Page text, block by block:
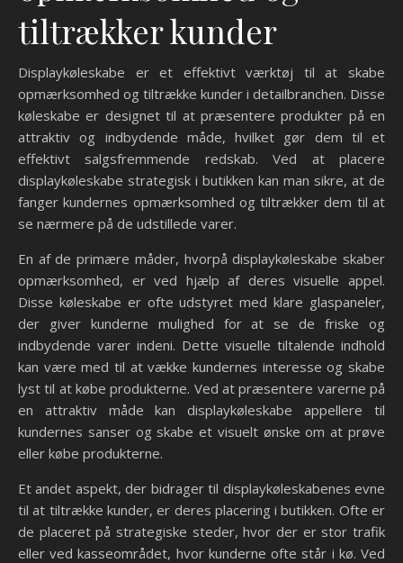
tiltrækker kunder
Displaykøleskabe er et effektivt værktøj til at skabe
opmærksomhed og tiltrække kunder i detailbranchen. Disse
køleskabe er designet til at præsentere produkter på en
attraktiv og indbydende måde, hvilket gør dem til et
effektivt salgsfremmende redskab. Ved at placere
displaykøleskabe strategisk i butikken kan man sikre, at de
fanger kundernes opmærksomhed og tiltrækker dem til at
se nærmere på de udstillede varer.
En af de primære måder, hvorpå displaykøleskabe skaber
opmærksomhed, er ved hjælp af deres visuelle appel.
Disse køleskabe er ofte udstyret med klare glaspaneler,
der giver kunderne mulighed for at se de friske og
indbydende varer indeni. Dette visuelle tiltalende indhold
kan være med til at vække kundernes interesse og skabe
lyst til at købe produkterne. Ved at præsentere varerne på
en attraktiv måde kan displaykøleskabe appellere til
kundernes sanser og skabe et visuelt ønske om at prøve
eller købe produkterne.
Et andet aspekt, der bidrager til displaykøleskabenes evne
til at tiltrække kunder, er deres placering i butikken. Ofte er
de placeret på strategiske steder, hvor der er stor trafik
eller ved kasseområdet, hvor kunderne ofte står i kø. Ved